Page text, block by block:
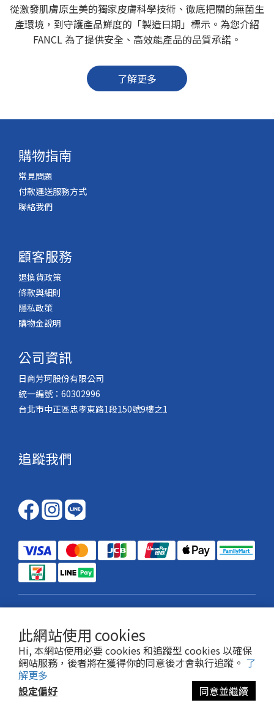
此網站使用 cookies
Hi, 本網站使用必要 cookies 和追蹤型 cookies 以確保
網站服務，後者將在獲得你的同意後才會執行追蹤。 了
解更多
設定偏好
同意並繼續
從激發肌膚原生美的獨家皮膚科學技術、徹底把關的無菌生
產環境，到守護產品鮮度的「製造日期」標示。為您介紹
FANCL 為了提供安全、高效能產品的品質承諾。
了解更多
購物指南
常見問題
付款運送服務方式
聯絡我們
顧客服務
退換貨政策
條款與細則
隱私政策
購物金說明
公司資訊
日商芳珂股份有限公司
統一編號：60302996
台北市中正區忠孝東路1段150號9樓之1
追蹤我們